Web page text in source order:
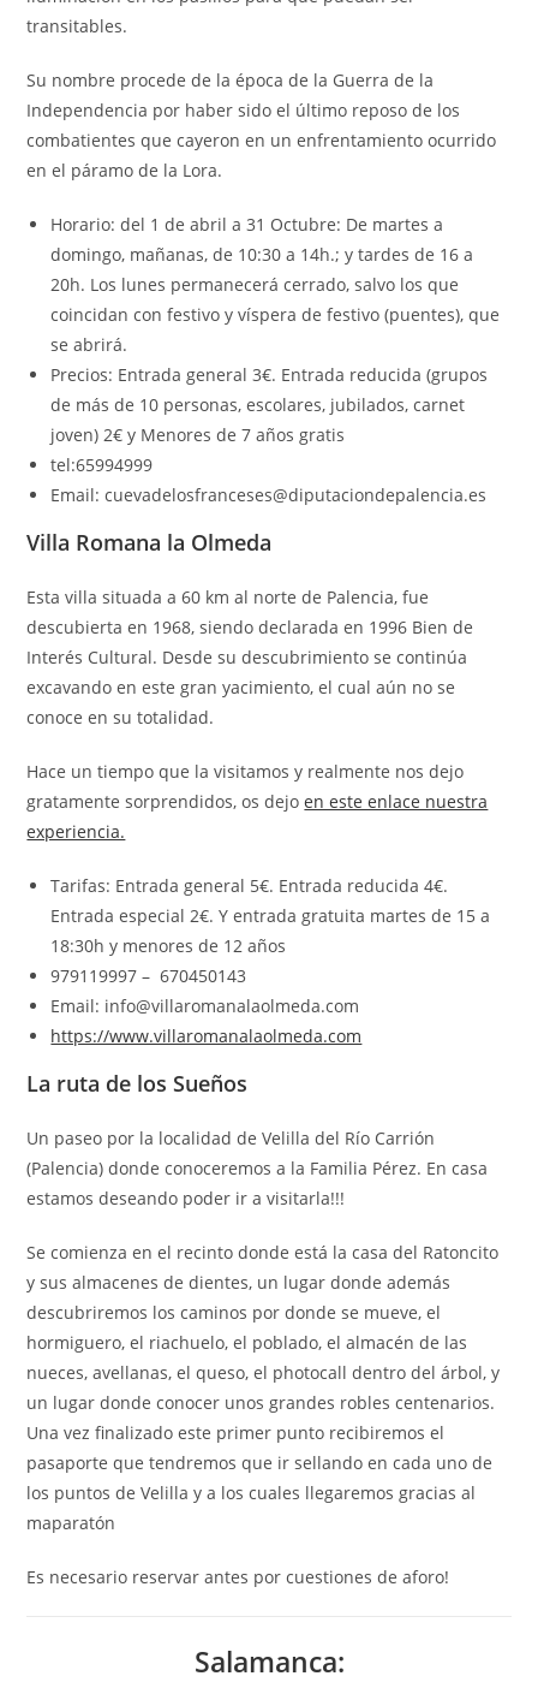
transitables.
Su nombre procede de la época de la Guerra de la
Independencia por haber sido el último reposo de los
combatientes que cayeron en un enfrentamiento ocurrido
en el páramo de la Lora.
Horario: del 1 de abril a 31 Octubre: De martes a
domingo, mañanas, de 10:30 a 14h.; y tardes de 16 a
20h. Los lunes permanecerá cerrado, salvo los que
coincidan con festivo y víspera de festivo (puentes), que
se abrirá.
Precios: Entrada general 3€. Entrada reducida (grupos
de más de 10 personas, escolares, jubilados, carnet
joven) 2€ y Menores de 7 años gratis
tel:65994999
Email:cuevadelosfranceses@diputaciondepalencia.es
Villa Romana la Olmeda
Esta villa situada a 60 km al norte de Palencia, fue
descubierta en 1968, siendo declarada en 1996 Bien de
Interés Cultural. Desde su descubrimiento se continúa
excavando en este gran yacimiento, el cual aún no se
conoce en su totalidad.
Hace un tiempo que la visitamos y realmente nos dejo
gratamente sorprendidos, os dejoen este enlace nuestra
experiencia.
Tarifas: Entrada general 5€. Entrada reducida 4€.
Entrada especial 2€. Y entrada gratuita martes de 15 a
18:30h y menores de 12 años
979119997 – 670450143
Email: info@villaromanalaolmeda.com
https://www.villaromanalaolmeda.com
La ruta de los Sueños
Un paseo por la localidad de Velilla del Río Carrión
(Palencia) donde conoceremos a la Familia Pérez. En casa
estamos deseando poder ir a visitarla!!!
Se comienza en el recinto donde está la casa del Ratoncito
y sus almacenes de dientes, un lugar donde además
descubriremos los caminos por donde se mueve, el
hormiguero, el riachuelo, el poblado, el almacén de las
nueces, avellanas, el queso, el photocall dentro del árbol, y
un lugar donde conocer unos grandes robles centenarios.
Una vez finalizado este primer punto recibiremos el
pasaporte que tendremos que ir sellando en cada uno de
los puntos de Velilla y a los cuales llegaremos gracias al
maparatón
Es necesario reservar antes por cuestiones de aforo!
Salamanca: